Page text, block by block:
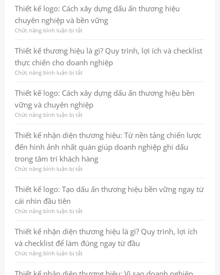
để
thương
hiệu
tăng
bền
vững
kế
banner
chuyên
nghiệp:
tạo
ấn
tượng
mạnh
hiệu
quả
marketing
Thiết kế logo: Cách xây dựng dấu ấn thương hiệu
chuyên nghiệp và bền vững
Chức năng bình luận bị tắtở
kế
logo:
Cách
xây
dấu
ấn
thương
hiệu
nghiệp
và
bền
vững
Thiết kế thương hiệu là gì? Quy trình, lợi ích và checklist
thực chiến cho doanh nghiệp
Chức năng bình luận bị tắtở
kế
thương
hiệu
là
Quy
trình,
lợi
ích
checklist
chiến
nghiệp
Thiết kế logo: Cách xây dựng dấu ấn thương hiệu bền
vững và chuyên nghiệp
Chức năng bình luận bị tắtở
kế
logo:
Cách
xây
dựng
dấu
thương
vững
chuyên
nghiệp
Thiết kế nhận diện thương hiệu: Từ nền tảng chiến lược
đến hình ảnh nhất quán giúp doanh nghiệp ghi dấu
trong tâm trí khách hàng
Chức năng bình luận bị tắtở
kế
nhận
thương
Từ
nền
tảng
chiến
đến
Thiết kế logo: Tạo dấu ấn thương hiệu bền vững ngay từ
cái nhìn đầu tiên
Chức năng bình luận bị tắtở
kế
logo:
Tạo
dấu
thương
Thiết kế nhận diện thương hiệu là gì? Quy trình, lợi ích
và checklist để làm đúng ngay từ đầu
Chức năng bình luận bị tắtở
kế